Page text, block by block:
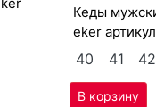
ке­ды мужс­кие зим­ние Ri­
eker артикул
40 41 42